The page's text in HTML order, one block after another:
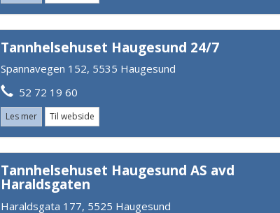
Tannhelsehuset Haugesund 24/7
Spannavegen 152, 5535 Haugesund
52 72 19 60
Les mer Til webside
Tannhelsehuset Haugesund AS avd
Haraldsgaten
Haraldsgata 177, 5525 Haugesund